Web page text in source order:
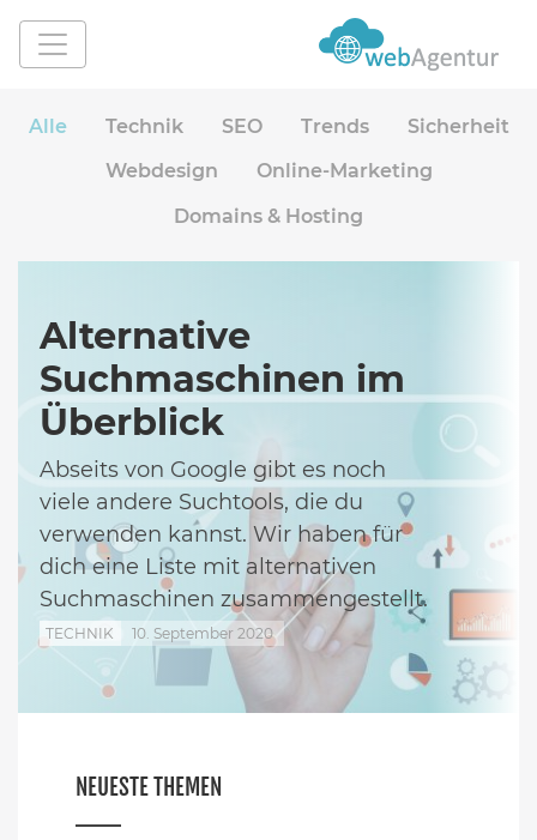
Alle Technik SEO Trends
Sicherheit
Webdesign
Online-Marketing
Domains & Hosting
Alternative
Suchmaschinen im
Überblick
Abseits von Google gibt es noch
viele andere Suchtools, die du
verwenden kannst. Wir haben für
dich eine Liste mit alternativen
Suchmaschinen zusammengestellt.
TECHNIK 10. September 2020
NEUESTE THEMEN